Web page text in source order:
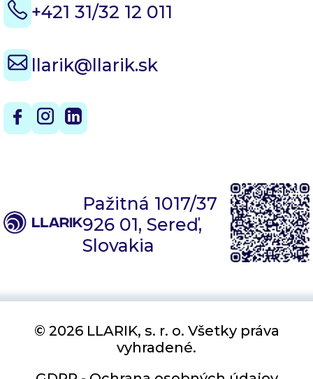
+421 31/32 12 011
llarik@llarik.sk
Pažitná 1017/37
926 01, Sereď,
Slovakia
© 2026 LLARIK, s. r. o. Všetky práva
vyhradené.